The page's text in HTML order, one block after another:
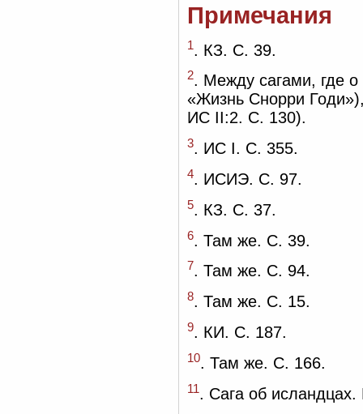
Примечания
1 . КЗ. С. 39.
2. Между сагами, где
«Жизнь Снорри
ИС II:2. С. 130).
3. ИС I. С. 355.
4. ИСИЭ. С. 97.
5. КЗ. С. 37.
6. Там же. С. 39.
7. Там же. С. 94.
8. Там же. С. 15.
9. КИ. С. 187.
10. Там же. С. 166.
11. Сага об исландцах.